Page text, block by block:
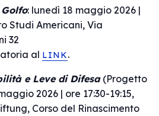
Golfo: lunedì 18 maggio 2026 |
Studi Americani, Via
32
al LINK.
e Leve di Difesa (Progetto
2026 | ore 17:30-19:15,
Corso del Rinascimento